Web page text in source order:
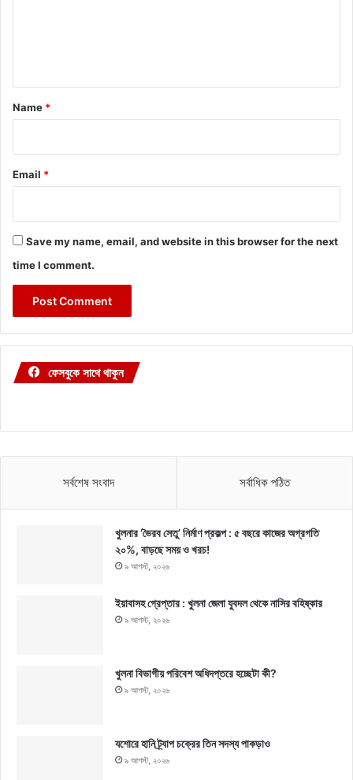
*
Name *
Email *
Save my name, email, and website in this browser for the next
time I comment.
ফেসবুকে সাথে থাকুন
সর্বশেষ সংবাদ সর্বাধিক পঠিত
খুলনার ‘ভৈরব সেতু’ নির্মাণ প্রকল্প : ৫ বছরে কাজের অগ্রগতি
২০%, বাড়ছে সময় ও খরচ!
৯ আগস্ট, ২০২৬
ইয়াবাসহ গ্রেপ্তার : খুলনা জেলা যুবদল থেকে নাসির বহিষ্কার
৯ আগস্ট, ২০২৬
খুলনা বিভাগীয় পরিবেশ অধিদপ্তরে হচ্ছেটা কী?
৯ আগস্ট, ২০২৬
যশোরে হানি ট্র্যাপ চক্রের তিন সদস্য পাকড়াও
৯ আগস্ট, ২০২৬